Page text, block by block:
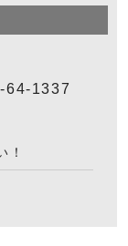
64-1337
！